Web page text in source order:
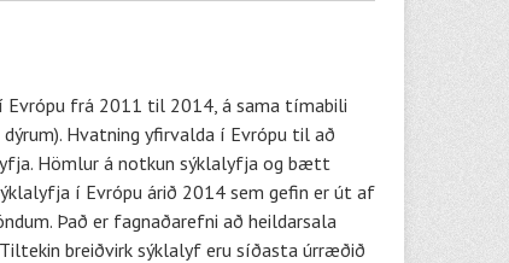
frá 2011 til 2014, á sama tímabili
Hvatning yfirvalda í Evrópu til að
Hömlur á notkun sýklalyfja og bætt
í Evrópu árið 2014 sem gefin er út af
Það er fagnaðarefni að heildarsala
breiðvirk sýklalyf eru síðasta úrræðið